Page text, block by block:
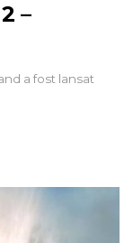
–
a fost lansat